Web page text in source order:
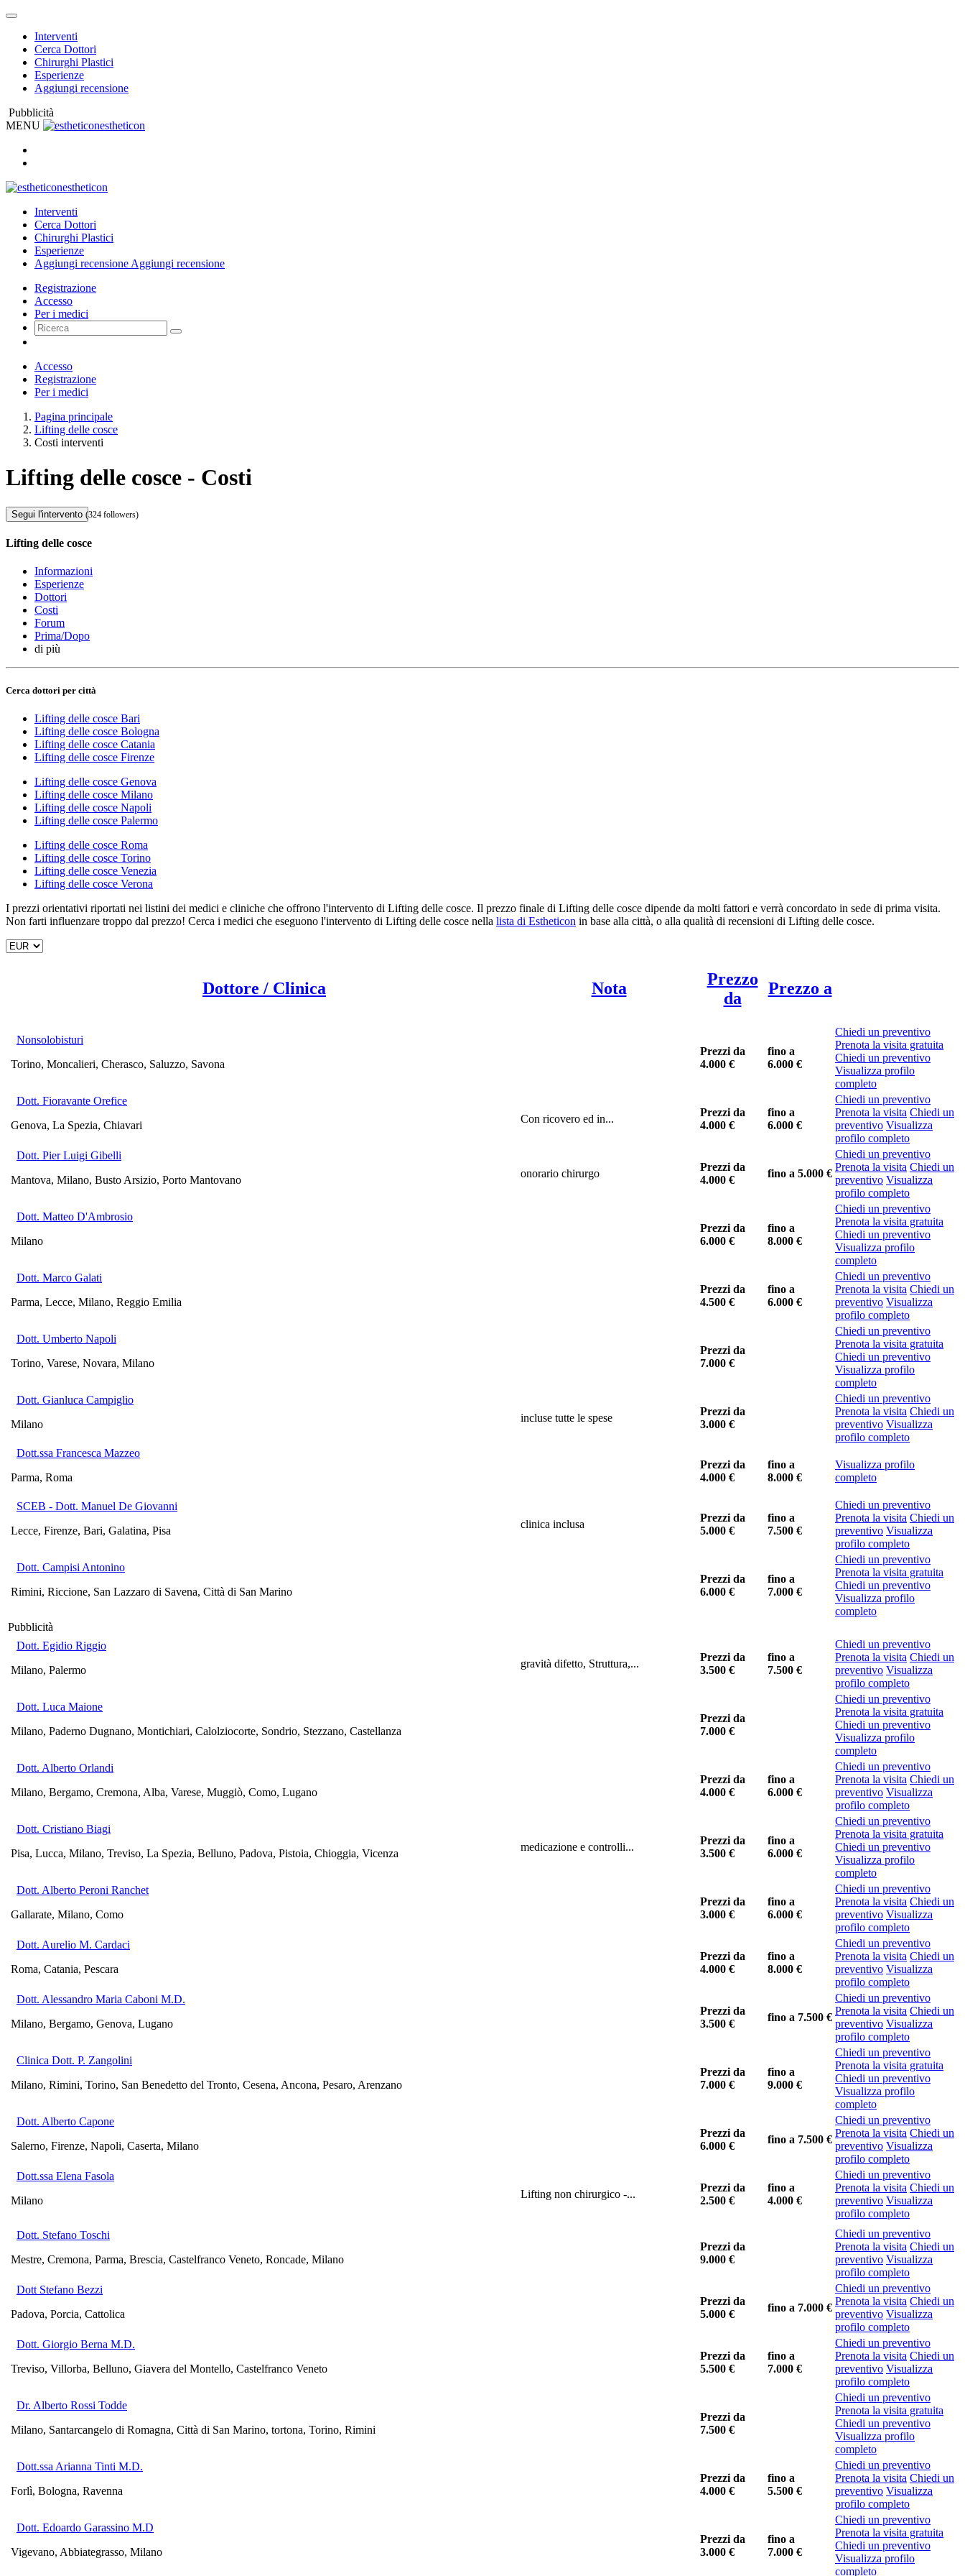
Interventi
Cerca Dottori
Chirurghi Plastici
Esperienze
Aggiungi recensione
Pubblicità
MENU
estheticon
estheticon
Interventi
Cerca Dottori
Chirurghi Plastici
Esperienze
Aggiungi recensione Aggiungi recensione
Registrazione
Accesso
Per i medici
Accesso
Registrazione
Per i medici
Pagina principale
Lifting delle cosce
Costi interventi
Lifting delle cosce - Costi
Segui l'intervento (324 followers)
Lifting delle cosce
Informazioni
Esperienze
Dottori
Costi
Forum
Prima/Dopo
di più
Cerca dottori per città
Lifting delle cosce Bari
Lifting delle cosce Bologna
Lifting delle cosce Catania
Lifting delle cosce Firenze
Lifting delle cosce Genova
Lifting delle cosce Milano
Lifting delle cosce Napoli
Lifting delle cosce Palermo
Lifting delle cosce Roma
Lifting delle cosce Torino
Lifting delle cosce Venezia
Lifting delle cosce Verona
I prezzi orientativi riportati nei listini dei medici e cliniche che offrono l'intervento di Lifting delle cosce. Il prezzo finale di Lifting delle cosce dipende da molti fattori e verrà concordato in sede di prima visita.
Non farti influenzare troppo dal prezzo! Cerca i medici che eseguono l'intervento di Lifting delle cosce nella lista di Estheticon in base alla città, o alla qualità di recensioni di Lifting delle cosce.
Dottore / Clinica Nota
Prezzo
da
Prezzo a
Nonsolobisturi
Torino, Moncalieri, Cherasco, Saluzzo, Savona
Prezzi da
4.000 €
fino a
6.000 €
Chiedi un preventivo
Prenota la visita gratuita
Chiedi un preventivo
Visualizza profilo
completo
Dott. Fioravante Orefice
Genova, La Spezia, Chiavari
Con ricovero ed in...
Prezzi da
4.000 €
fino a
6.000 €
Chiedi un preventivo
Prenota la visita Chiedi un
preventivo Visualizza
profilo completo
Dott. Pier Luigi Gibelli
Mantova, Milano, Busto Arsizio, Porto Mantovano
onorario chirurgo
Prezzi da
4.000 €
fino a 5.000 €
Chiedi un preventivo
Prenota la visita Chiedi un
preventivo Visualizza
profilo completo
Dott. Matteo D'Ambrosio
Milano
Prezzi da
6.000 €
fino a
8.000 €
Chiedi un preventivo
Prenota la visita gratuita
Chiedi un preventivo
Visualizza profilo
completo
Dott. Marco Galati
Parma, Lecce, Milano, Reggio Emilia
Prezzi da
4.500 €
fino a
6.000 €
Chiedi un preventivo
Prenota la visita Chiedi un
preventivo Visualizza
profilo completo
Dott. Umberto Napoli
Torino, Varese, Novara, Milano
Prezzi da
7.000 €
Chiedi un preventivo
Prenota la visita gratuita
Chiedi un preventivo
Visualizza profilo
completo
Dott. Gianluca Campiglio
Milano
incluse tutte le spese
Prezzi da
3.000 €
Chiedi un preventivo
Prenota la visita Chiedi un
preventivo Visualizza
profilo completo
Dott.ssa Francesca Mazzeo
Parma, Roma
Prezzi da
4.000 €
fino a
8.000 €
Visualizza profilo
completo
SCEB - Dott. Manuel De Giovanni
Lecce, Firenze, Bari, Galatina, Pisa
clinica inclusa
Prezzi da
5.000 €
fino a
7.500 €
Chiedi un preventivo
Prenota la visita Chiedi un
preventivo Visualizza
profilo completo
Dott. Campisi Antonino
Rimini, Riccione, San Lazzaro di Savena, Città di San Marino
Prezzi da
6.000 €
fino a
7.000 €
Chiedi un preventivo
Prenota la visita gratuita
Chiedi un preventivo
Visualizza profilo
completo
Pubblicità
Dott. Egidio Riggio
Milano, Palermo
gravità difetto, Struttura,...
Prezzi da
3.500 €
fino a
7.500 €
Chiedi un preventivo
Prenota la visita Chiedi un
preventivo Visualizza
profilo completo
Dott. Luca Maione
Milano, Paderno Dugnano, Montichiari, Calolziocorte, Sondrio, Stezzano, Castellanza
Prezzi da
7.000 €
Chiedi un preventivo
Prenota la visita gratuita
Chiedi un preventivo
Visualizza profilo
completo
Dott. Alberto Orlandi
Milano, Bergamo, Cremona, Alba, Varese, Muggiò, Como, Lugano
Prezzi da
4.000 €
fino a
6.000 €
Chiedi un preventivo
Prenota la visita Chiedi un
preventivo Visualizza
profilo completo
Dott. Cristiano Biagi
Pisa, Lucca, Milano, Treviso, La Spezia, Belluno, Padova, Pistoia, Chioggia, Vicenza
medicazione e controlli...
Prezzi da
3.500 €
fino a
6.000 €
Chiedi un preventivo
Prenota la visita gratuita
Chiedi un preventivo
Visualizza profilo
completo
Dott. Alberto Peroni Ranchet
Gallarate, Milano, Como
Prezzi da
3.000 €
fino a
6.000 €
Chiedi un preventivo
Prenota la visita Chiedi un
preventivo Visualizza
profilo completo
Dott. Aurelio M. Cardaci
Roma, Catania, Pescara
Prezzi da
4.000 €
fino a
8.000 €
Chiedi un preventivo
Prenota la visita Chiedi un
preventivo Visualizza
profilo completo
Dott. Alessandro Maria Caboni M.D.
Milano, Bergamo, Genova, Lugano
Prezzi da
3.500 €
fino a 7.500 €
Chiedi un preventivo
Prenota la visita Chiedi un
preventivo Visualizza
profilo completo
Clinica Dott. P. Zangolini
Milano, Rimini, Torino, San Benedetto del Tronto, Cesena, Ancona, Pesaro, Arenzano
Prezzi da
7.000 €
fino a
9.000 €
Chiedi un preventivo
Prenota la visita gratuita
Chiedi un preventivo
Visualizza profilo
completo
Dott. Alberto Capone
Salerno, Firenze, Napoli, Caserta, Milano
Prezzi da
6.000 €
fino a 7.500 €
Chiedi un preventivo
Prenota la visita Chiedi un
preventivo Visualizza
profilo completo
Dott.ssa Elena Fasola
Milano
Lifting non chirurgico -...
Prezzi da
2.500 €
fino a
4.000 €
Chiedi un preventivo
Prenota la visita Chiedi un
preventivo Visualizza
profilo completo
Dott. Stefano Toschi
Mestre, Cremona, Parma, Brescia, Castelfranco Veneto, Roncade, Milano
Prezzi da
9.000 €
Chiedi un preventivo
Prenota la visita Chiedi un
preventivo Visualizza
profilo completo
Dott Stefano Bezzi
Padova, Porcia, Cattolica
Prezzi da
5.000 €
fino a 7.000 €
Chiedi un preventivo
Prenota la visita Chiedi un
preventivo Visualizza
profilo completo
Dott. Giorgio Berna M.D.
Treviso, Villorba, Belluno, Giavera del Montello, Castelfranco Veneto
Prezzi da
5.500 €
fino a
7.000 €
Chiedi un preventivo
Prenota la visita Chiedi un
preventivo Visualizza
profilo completo
Dr. Alberto Rossi Todde
Milano, Santarcangelo di Romagna, Città di San Marino, tortona, Torino, Rimini
Prezzi da
7.500 €
Chiedi un preventivo
Prenota la visita gratuita
Chiedi un preventivo
Visualizza profilo
completo
Dott.ssa Arianna Tinti M.D.
Forlì, Bologna, Ravenna
Prezzi da
4.000 €
fino a
5.500 €
Chiedi un preventivo
Prenota la visita Chiedi un
preventivo Visualizza
profilo completo
Dott. Edoardo Garassino M.D
Vigevano, Abbiategrasso, Milano
Prezzi da
3.000 €
fino a
7.000 €
Chiedi un preventivo
Prenota la visita gratuita
Chiedi un preventivo
Visualizza profilo
completo